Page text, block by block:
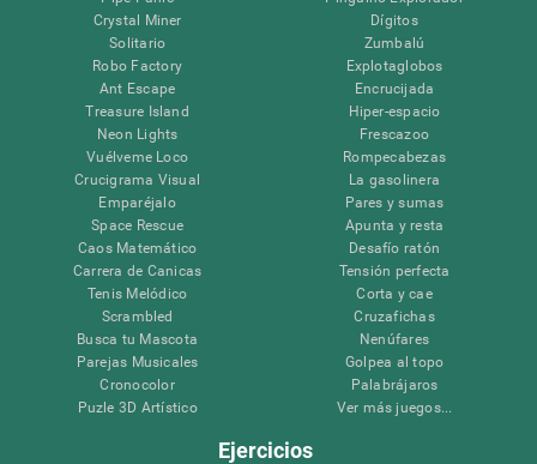
Crystal Miner
Solitario
Robo Factory
Ant Escape
Treasure Island
Neon Lights
Vuélveme Loco
Crucigrama Visual
Emparéjalo
Space Rescue
Caos Matemático
Carrera de Canicas
Tenis Melódico
Scrambled
Busca tu Mascota
Parejas Musicales
Cronocolor
Puzle 3D Artístico
Dígitos
Zumbalú
Explotaglobos
Encrucijada
Hiper-espacio
Frescazoo
Rompecabezas
La gasolinera
Pares y sumas
Apunta y resta
Desafío ratón
Tensión perfecta
Corta y cae
Cruzafichas
Nenúfares
Golpea al topo
Palabrájaros
Ver más juegos...
Ejercicios